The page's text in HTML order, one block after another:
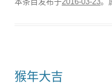
猴年大吉